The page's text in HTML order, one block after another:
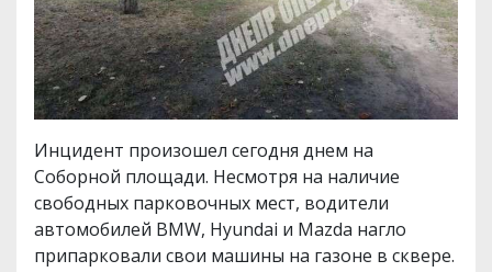
Инцидент произошел сегодня днем на
Соборной площади. Несмотря на наличие
свободных парковочных мест, водители
автомобилей BMW, Hyundai и Mazda нагло
припарковали свои машины на газоне в сквере.